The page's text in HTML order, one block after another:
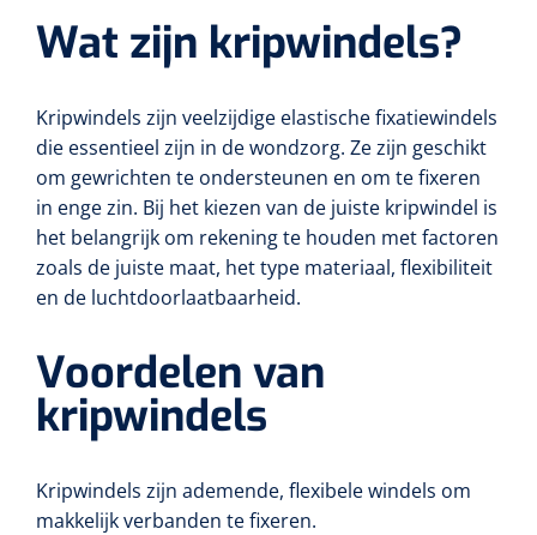
Alcoholmeter
Instrumentensets
Chronische wondzorgproducten
Hydrocolloïden
Zilververbanden
Hydrogel
Siliconen verbanden
Wat zijn kripwindels?
Kripwindels zijn veelzijdige elastische fixatiewindels
die essentieel zijn in de wondzorg. Ze zijn geschikt
om gewrichten te ondersteunen en om te fixeren
in enge zin. Bij het kiezen van de juiste kripwindel is
het belangrijk om rekening te houden met factoren
zoals de juiste maat, het type materiaal, flexibiliteit
en de luchtdoorlaatbaarheid.
Voordelen van
kripwindels
Kripwindels zijn ademende, flexibele windels om
makkelijk verbanden te fixeren.